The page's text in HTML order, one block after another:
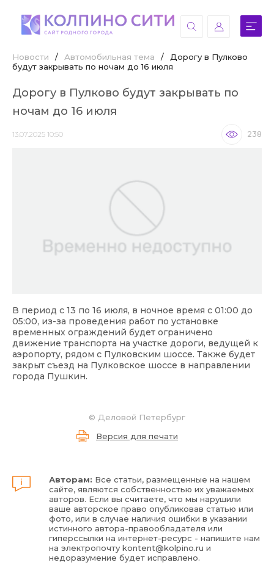
Новости / Автомобильная тема /
Дорогу в Пулково
будут закрывать по ночам до 16 июля
Дорогу в Пулково будут закрывать по
ночам до 16 июля
13.07.2025 10:50 238
В период с 13 по 16 июля, в ночное время с 01:00 до
05:00, из-за проведения работ по установке
временных ограждений будет ограничено
движение транспорта на участке дороги, ведущей к
аэропорту, рядом с Пулковским шоссе. Также будет
закрыт съезд на Пулковское шоссе в направлении
города Пушкин.
© Деловой Петербург
Версия для печати
Авторам: Все статьи, размещенные на нашем
сайте, являются собственностью их уважаемых
авторов. Если вы считаете, что мы нарушили
ваше авторское право опубликовав статью или
фото, или в случае наличия ошибки в указании
истинного автора-правообладателя или
гиперссылки на интернет-ресурс - напишите нам
на электропочтуkontent@kolpino.ru и
недоразумение будет исправлено.